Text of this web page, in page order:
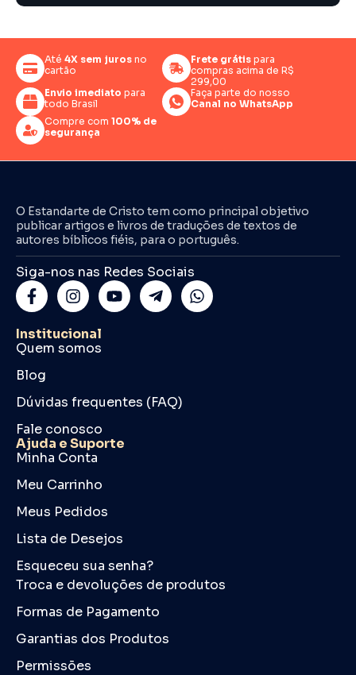
Até 4X sem juros no
cartão
Frete grátispara
compras acima de R$
299,00
Envio imediato para
todo Brasil
Faça parte do nosso
Canal no WhatsApp
Compre com 100% de
segurança
O Estandarte de Cristo tem como principal objetivo
publicar artigos e livros de traduções de textos de
autores bíblicos fiéis, para o português.
Siga-nos nas Redes Sociais
Institucional
Quem somos
Blog
Dúvidas frequentes (FAQ)
Fale conosco
Ajuda e Suporte
Minha Conta
Meu Carrinho
Meus Pedidos
Lista de Desejos
Esqueceu sua senha?
Troca e devoluções de produtos
Formas de Pagamento
Garantias dos Produtos
Permissões